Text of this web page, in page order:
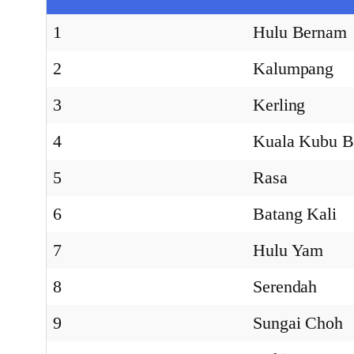
1
Hulu Bernam
2
Kalumpang
3
Kerling
4
Kuala Kubu
5
Rasa
6
Batang Kali
7
Hulu Yam
8
Serendah
9
Sungai Choh